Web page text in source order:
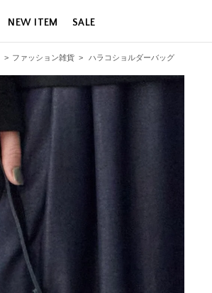
NEW ITEM SALE
> ファッション雑貨 > ハラコショルダーバッグ